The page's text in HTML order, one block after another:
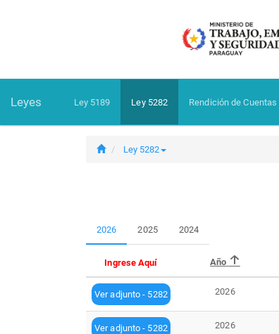
Leyes Ley 5189 Ley 5282 Rendición de Cuentas
Ley 5282
2026 2025 2024
Ingrese Aquí Año
Ver adjunto - 5282 2026
Ver adjunto - 5282 2026